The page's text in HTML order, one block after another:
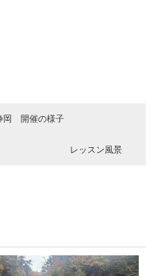
岡 開催の様子
レッスン風景